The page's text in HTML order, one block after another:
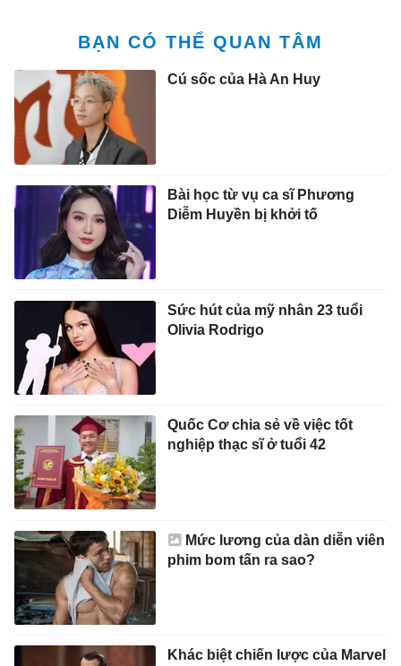
BẠN CÓ THỂ QUAN TÂM
Cú sốc của Hà An Huy
Bài học từ vụ ca sĩ Phương
Diễm Huyền bị khởi tố
Sức hút của mỹ nhân 23 tuổi
Olivia Rodrigo
Quốc Cơ chia sẻ về việc tốt
nghiệp thạc sĩ ở tuổi 42
Mức lương của dàn diễn viên
phim bom tấn ra sao?
Khác biệt chiến lược của Marvel